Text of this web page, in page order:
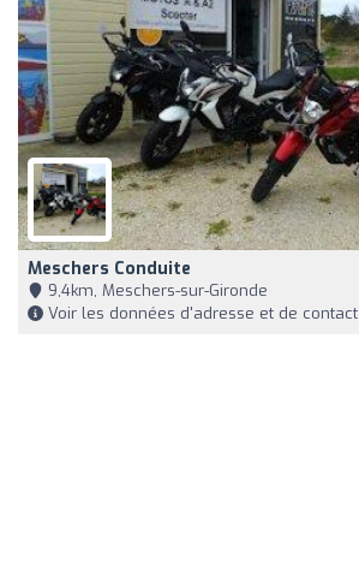
Meschers Conduite
9,4km, Meschers-sur-Gironde
Voir les données d'adresse et de contact